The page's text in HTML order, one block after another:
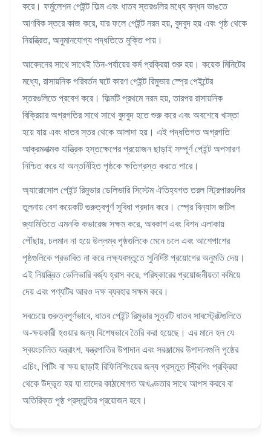
করে। ফর্মুলেশন পেইন্ট ফিল্ম এবং ধাতব স্তরগুলির মধ্যে বন্ধন ভাঙতে
আণবিক স্তরে কাজ করে, যার ফলে পেইন্ট নরম হয়, বুদবুদ হয় এবং পৃষ্ঠ থেকে
নিয়ন্ত্রিত, অনুমানযোগ্য পদ্ধতিতে মুক্তি পায়।
আবেদনের সাথে সাথেই তিন-পর্যায়ের কর্ম প্রক্রিয়া শুরু হয়। কয়েক মিনিটের
মধ্যে, রাসায়নিক পরিবর্তন ঘটে কারণ পেইন্ট রিমুভার স্প্রে পেইন্টের
স্তরগুলিতে প্রবেশ করে। ফিল্মটি প্রথমে নরম হয়, তারপর রাসায়নিক
বিক্রিয়ার অগ্রগতির সাথে সাথে বুদবুদ হতে শুরু করে এবং অবশেষে খাস্তা
হয়ে যায় এবং ধাতব স্তর থেকে আলাদা হয়। এই পদ্ধতিগত অগ্রগতি
আক্রমনাত্মক যান্ত্রিক হস্তক্ষেপের প্রয়োজন ছাড়াই সম্পূর্ণ পেইন্ট অপসারণ
নিশ্চিত করে যা অন্তর্নিহিত পৃষ্ঠকে ক্ষতিগ্রস্ত করতে পারে।
অ্যারোসোল পেইন্ট রিমুভার ডেলিভারি সিস্টেম ঐতিহ্যগত তরল স্ট্রিপারগুলির
তুলনায় বেশ কয়েকটি গুরুত্বপূর্ণ সুবিধা প্রদান করে। স্প্রে বিন্যাস জটিল
জ্যামিতিতে এমনকি কভারেজ সক্ষম করে, অবকাশ এবং বিশদ এলাকায়
পৌঁছায়, চলমান না হয়ে উল্লম্ব পৃষ্ঠগুলিকে মেনে চলে এবং আশেপাশের
পৃষ্ঠগুলিকে প্রভাবিত না করে লক্ষ্যবস্তুতে সুনির্দিষ্ট প্রয়োগের অনুমতি দেয়।
এই নিয়ন্ত্রিত ডেলিভারি বর্জ্য হ্রাস করে, পরিষ্কারের প্রয়োজনীয়তা কমিয়ে
দেয় এবং পণ্যটির আরও দক্ষ ব্যবহার সক্ষম করে।
সবচেয়ে গুরুত্বপূর্ণভাবে, ধাতব পেইন্ট রিমুভার সূত্রটি ধাতব সাবস্ট্রেটগুলিতে
অ-ক্ষয়কারী হওয়ার জন্য বিশেষভাবে তৈরি করা হয়েছে। এর মানে হল যে
স্বয়ংচালিত যন্ত্রাংশ, যন্ত্রপাতির উপাদান এবং সরঞ্জামের উপাদানগুলি পৃষ্ঠের
এচিং, পিটিং বা ক্ষয় ছাড়াই রিফিনিশিংয়ের জন্য প্রস্তুত স্ট্রিপিং প্রক্রিয়া
থেকে উদ্ভূত হয় যা তাদের কাঠামোগত অখণ্ডতার সাথে আপস করবে বা
অতিরিক্ত পৃষ্ঠ প্রস্তুতির প্রয়োজন হবে।